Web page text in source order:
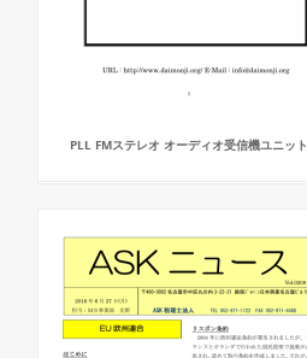
PLL FMステレオ オーディオ受信機ユニット